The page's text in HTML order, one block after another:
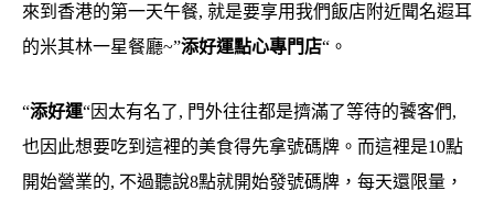
來到香港的第一天午餐, 就是要享用我們飯店附近聞名遐耳
的米其林一星餐廳~”添好運點心專門店“。
“添好運“因太有名了, 門外往往都是擠滿了等待的饕客們,
也因此想要吃到這裡的美食得先拿號碼牌。而這裡是10點
開始營業的, 不過聽說8點就開始發號碼牌，每天還限量，